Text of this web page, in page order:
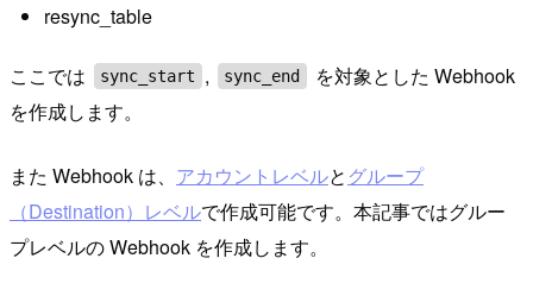
resync_table
ここでは sync_start , sync_end
を対象とした Webhook
を作成します。
また Webhook は、 アカウントレベルと グループ
（Destination）レベルで作成可能です。本記事ではグルー
プレベルの Webhook を作成します。